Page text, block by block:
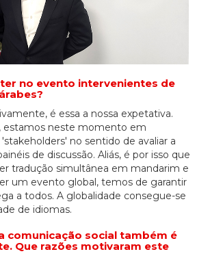
no evento intervenientes de
é essa a nossa expetativa.
estamos neste momento em
no sentido de avaliar a
de discussão. Aliás, é por isso que
tradução simultânea em mandarim e
um evento global, temos de garantir
a todos. A globalidade consegue-se
de idiomas.
comunicação social também é
Que razões motivaram este